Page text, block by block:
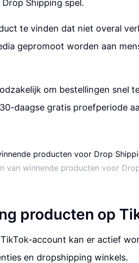
Shipping spel.
te vinden dat niet overal
gepromoot worden aan
om bestellingen snel
daagse gratis proefperiode
van winnende producten voor
producten op
account kan er actief
en dropshipping winkels.